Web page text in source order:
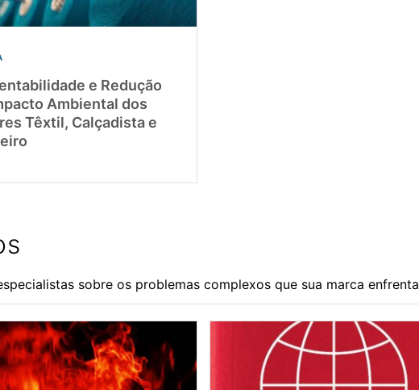
e Redução
Ambiental dos
Têxtil, Calçadista e
sobre os problemas complexos que sua marca enfrenta